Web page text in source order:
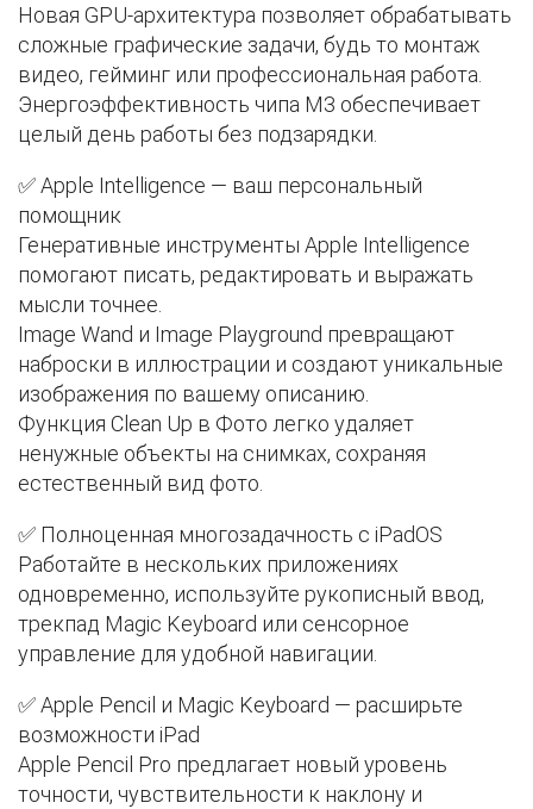
Новая GPU-архитектура позволяет обрабатывать
сложные графические задачи, будь то монтаж
видео, гейминг или профессиональная работа.
Энергоэффективность чипа M3 обеспечивает
целый день работы без подзарядки.
✅ Apple Intelligence — ваш персональный
помощник
Генеративные инструменты Apple Intelligence
помогают писать, редактировать и выражать
мысли точнее.
Image Wand и Image Playground превращают
наброски в иллюстрации и создают уникальные
изображения по вашему описанию.
Функция Clean Up в Фото легко удаляет
ненужные объекты на снимках, сохраняя
естественный вид фото.
✅ Полноценная многозадачность с iPadOS
Работайте в нескольких приложениях
одновременно, используйте рукописный ввод,
трекпад Magic Keyboard или сенсорное
управление для удобной навигации.
✅ Apple Pencil и Magic Keyboard — расширьте
возможности iPad
Apple Pencil Pro предлагает новый уровень
точности, чувствительности к наклону и